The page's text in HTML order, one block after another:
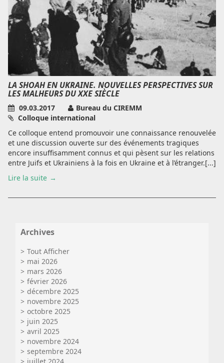
LA SHOAH EN UKRAINE. NOUVELLES PERSPECTIVES SUR
LES MALHEURS DU XXE SIÈCLE
09.03.2017
Bureau du CIREMM
Colloque international
Ce colloque entend promouvoir une connaissance renouvelée
et une discussion ouverte sur des événements tragiques
encore insuffisamment connus et qui pèsent sur les relations
entre Juifs et Ukrainiens à la fois en Ukraine et à l’étranger.[...]
Lire la suite
Archives
Tout Afficher
mai 2026
mars 2026
février 2026
décembre 2025
novembre 2025
octobre 2025
juin 2025
avril 2025
novembre 2024
septembre 2024